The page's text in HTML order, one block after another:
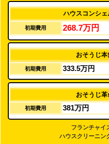
ハウスコンシェ
初期費用 268.7万円
おそうじ本
初期費用 333.5万円
おそうじ革
初期費用 381万円
フランチャイ
ハウスクリーニン